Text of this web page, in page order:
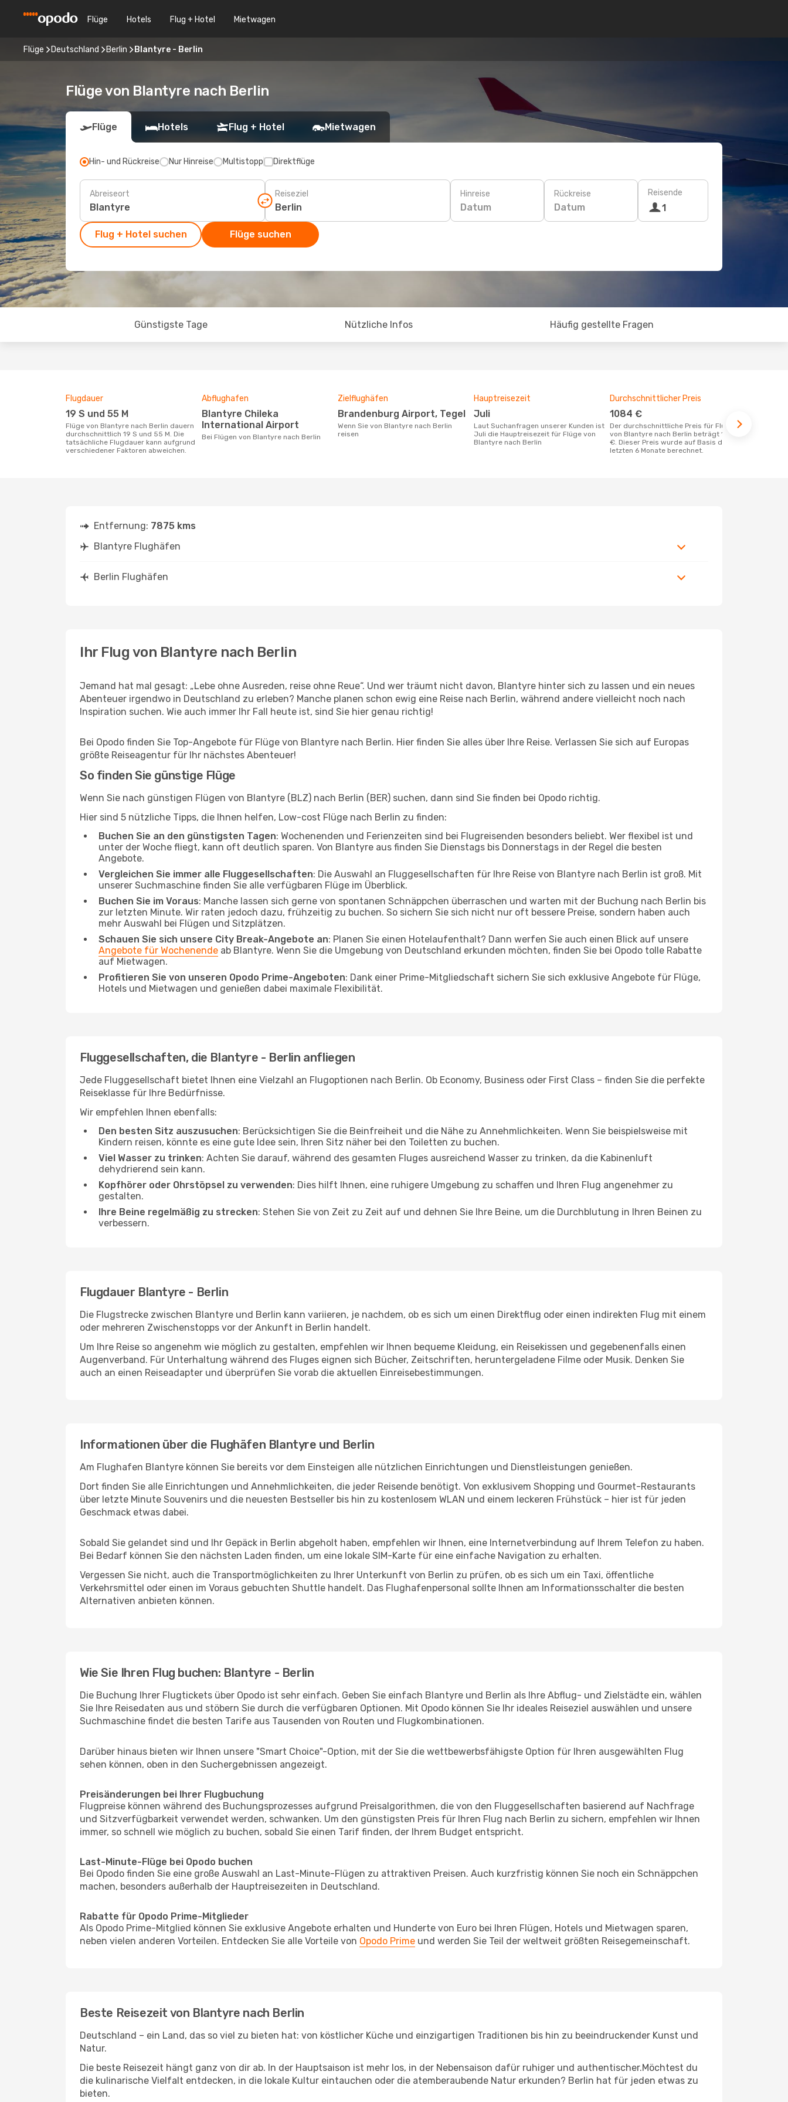
Flüge Hotels Flug + Hotel Mietwagen
Flüge Deutschland Berlin Blantyre - Berlin
Flüge von Blantyre nach Berlin
Flüge Hotels Flug + Hotel Mietwagen
Hin- und Rückreise Nur Hinreise Multistopp Direktflüge
Abreiseort Reiseziel Hinreise
Datum
Rückreise
Datum
Reisende
1
Flug + Hotel suchen Flüge suchen
Günstigste Tage Nützliche Infos Häufig gestellte Fragen
Flugdauer
19 S und 55 M
Flüge von Blantyre nach Berlin dauern
durchschnittlich 19 S und 55 M. Die
tatsächliche Flugdauer kann aufgrund
verschiedener Faktoren abweichen.
Abflughafen
Blantyre Chileka
International Airport
Bei Flügen von Blantyre nach Berlin
Zielflughäfen
Brandenburg Airport, Tegel
Wenn Sie von Blantyre nach Berlin
reisen
Hauptreisezeit
Juli
Laut Suchanfragen unserer Kunden ist
Juli die Hauptreisezeit für Flüge von
Blantyre nach Berlin
Durchschnittlicher Preis
1084 €
Der durchschnittliche Preis für Flüge
von Blantyre nach Berlin beträgt 1084
€. Dieser Preis wurde auf Basis der
letzten 6 Monate berechnet.
Entfernung: 7875 kms
Blantyre Flughäfen
Berlin Flughäfen
Ihr Flug von Blantyre nach Berlin
Jemand hat mal gesagt: „Lebe ohne Ausreden, reise ohne Reue“. Und wer träumt nicht davon, Blantyre hinter sich zu lassen und ein neues
Abenteuer irgendwo in Deutschland zu erleben? Manche planen schon ewig eine Reise nach Berlin, während andere vielleicht noch nach
Inspiration suchen. Wie auch immer Ihr Fall heute ist, sind Sie hier genau richtig!
Bei Opodo finden Sie Top-Angebote für Flüge von Blantyre nach Berlin. Hier finden Sie alles über Ihre Reise. Verlassen Sie sich auf Europas
größte Reiseagentur für Ihr nächstes Abenteuer!
So finden Sie günstige Flüge
Wenn Sie nach günstigen Flügen von Blantyre (BLZ) nach Berlin (BER) suchen, dann sind Sie finden bei Opodo richtig.
Hier sind 5 nützliche Tipps, die Ihnen helfen, Low-cost Flüge nach Berlin zu finden:
Buchen Sie an den günstigsten Tagen: Wochenenden und Ferienzeiten sind bei Flugreisenden besonders beliebt. Wer flexibel ist und
unter der Woche fliegt, kann oft deutlich sparen. Von Blantyre aus finden Sie Dienstags bis Donnerstags in der Regel die besten
Angebote.
Vergleichen Sie immer alle Fluggesellschaften: Die Auswahl an Fluggesellschaften für Ihre Reise von Blantyre nach Berlin ist groß. Mit
unserer Suchmaschine finden Sie alle verfügbaren Flüge im Überblick.
Buchen Sie im Voraus: Manche lassen sich gerne von spontanen Schnäppchen überraschen und warten mit der Buchung nach Berlin bis
zur letzten Minute. Wir raten jedoch dazu, frühzeitig zu buchen. So sichern Sie sich nicht nur oft bessere Preise, sondern haben auch
mehr Auswahl bei Flügen und Sitzplätzen.
Schauen Sie sich unsere City Break-Angebote an: Planen Sie einen Hotelaufenthalt? Dann werfen Sie auch einen Blick auf unsere
Angebote für Wochenende ab Blantyre. Wenn Sie die Umgebung von Deutschland erkunden möchten, finden Sie bei Opodo tolle Rabatte
auf Mietwagen.
Profitieren Sie von unseren Opodo Prime-Angeboten: Dank einer Prime-Mitgliedschaft sichern Sie sich exklusive Angebote für Flüge,
Hotels und Mietwagen und genießen dabei maximale Flexibilität.
Fluggesellschaften, die Blantyre - Berlin anfliegen
Jede Fluggesellschaft bietet Ihnen eine Vielzahl an Flugoptionen nach Berlin. Ob Economy, Business oder First Class – finden Sie die perfekte
Reiseklasse für Ihre Bedürfnisse.
Wir empfehlen Ihnen ebenfalls:
Den besten Sitz auszusuchen: Berücksichtigen Sie die Beinfreiheit und die Nähe zu Annehmlichkeiten. Wenn Sie beispielsweise mit
Kindern reisen, könnte es eine gute Idee sein, Ihren Sitz näher bei den Toiletten zu buchen.
Viel Wasser zu trinken: Achten Sie darauf, während des gesamten Fluges ausreichend Wasser zu trinken, da die Kabinenluft
dehydrierend sein kann.
Kopfhörer oder Ohrstöpsel zu verwenden: Dies hilft Ihnen, eine ruhigere Umgebung zu schaffen und Ihren Flug angenehmer zu
gestalten.
Ihre Beine regelmäßig zu strecken: Stehen Sie von Zeit zu Zeit auf und dehnen Sie Ihre Beine, um die Durchblutung in Ihren Beinen zu
verbessern.
Flugdauer Blantyre - Berlin
Die Flugstrecke zwischen Blantyre und Berlin kann variieren, je nachdem, ob es sich um einen Direktflug oder einen indirekten Flug mit einem
oder mehreren Zwischenstopps vor der Ankunft in Berlin handelt.
Um Ihre Reise so angenehm wie möglich zu gestalten, empfehlen wir Ihnen bequeme Kleidung, ein Reisekissen und gegebenenfalls einen
Augenverband. Für Unterhaltung während des Fluges eignen sich Bücher, Zeitschriften, heruntergeladene Filme oder Musik. Denken Sie
auch an einen Reiseadapter und überprüfen Sie vorab die aktuellen Einreisebestimmungen.
Informationen über die Flughäfen Blantyre und Berlin
Am Flughafen Blantyre können Sie bereits vor dem Einsteigen alle nützlichen Einrichtungen und Dienstleistungen genießen.
Dort finden Sie alle Einrichtungen und Annehmlichkeiten, die jeder Reisende benötigt. Von exklusivem Shopping und Gourmet-Restaurants
über letzte Minute Souvenirs und die neuesten Bestseller bis hin zu kostenlosem WLAN und einem leckeren Frühstück – hier ist für jeden
Geschmack etwas dabei.
Sobald Sie gelandet sind und Ihr Gepäck in Berlin abgeholt haben, empfehlen wir Ihnen, eine Internetverbindung auf Ihrem Telefon zu haben.
Bei Bedarf können Sie den nächsten Laden finden, um eine lokale SIM-Karte für eine einfache Navigation zu erhalten.
Vergessen Sie nicht, auch die Transportmöglichkeiten zu Ihrer Unterkunft von Berlin zu prüfen, ob es sich um ein Taxi, öffentliche
Verkehrsmittel oder einen im Voraus gebuchten Shuttle handelt. Das Flughafenpersonal sollte Ihnen am Informationsschalter die besten
Alternativen anbieten können.
Wie Sie Ihren Flug buchen: Blantyre - Berlin
Die Buchung Ihrer Flugtickets über Opodo ist sehr einfach. Geben Sie einfach Blantyre und Berlin als Ihre Abflug- und Zielstädte ein, wählen
Sie Ihre Reisedaten aus und stöbern Sie durch die verfügbaren Optionen. Mit Opodo können Sie Ihr ideales Reiseziel auswählen und unsere
Suchmaschine findet die besten Tarife aus Tausenden von Routen und Flugkombinationen.
Darüber hinaus bieten wir Ihnen unsere "Smart Choice"-Option, mit der Sie die wettbewerbsfähigste Option für Ihren ausgewählten Flug
sehen können, oben in den Suchergebnissen angezeigt.
Preisänderungen bei Ihrer Flugbuchung
Flugpreise können während des Buchungsprozesses aufgrund Preisalgorithmen, die von den Fluggesellschaften basierend auf Nachfrage
und Sitzverfügbarkeit verwendet werden, schwanken. Um den günstigsten Preis für Ihren Flug nach Berlin zu sichern, empfehlen wir Ihnen
immer, so schnell wie möglich zu buchen, sobald Sie einen Tarif finden, der Ihrem Budget entspricht.
Last-Minute-Flüge bei Opodo buchen
Bei Opodo finden Sie eine große Auswahl an Last-Minute-Flügen zu attraktiven Preisen. Auch kurzfristig können Sie noch ein Schnäppchen
machen, besonders außerhalb der Hauptreisezeiten in Deutschland.
Rabatte für Opodo Prime-Mitglieder
Als Opodo Prime-Mitglied können Sie exklusive Angebote erhalten und Hunderte von Euro bei Ihren Flügen, Hotels und Mietwagen sparen,
neben vielen anderen Vorteilen. Entdecken Sie alle Vorteile von Opodo Prime und werden Sie Teil der weltweit größten Reisegemeinschaft.
Beste Reisezeit von Blantyre nach Berlin
Deutschland – ein Land, das so viel zu bieten hat: von köstlicher Küche und einzigartigen Traditionen bis hin zu beeindruckender Kunst und
Natur.
Die beste Reisezeit hängt ganz von dir ab. In der Hauptsaison ist mehr los, in der Nebensaison dafür ruhiger und authentischer.Möchtest du
die kulinarische Vielfalt entdecken, in die lokale Kultur eintauchen oder die atemberaubende Natur erkunden? Berlin hat für jeden etwas zu
bieten.